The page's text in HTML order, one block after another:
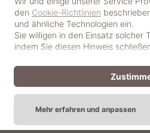
© 2018-2025 dekoster GmbH
den Cookie-Richtlinien
und ähnliche Technologien ein.
Sie willigen in den Einsatz solcher
indem Sie diesen Hinweis
Mehr erfahren und anpassen